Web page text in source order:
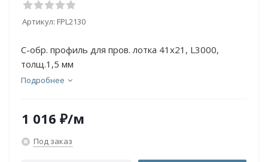
Артикул: FPL2130
С-обр. профиль для пров. лотка 41х21, L3000,
толщ.1,5 мм
Подробнее
1 016 ₽/м
Под заказ